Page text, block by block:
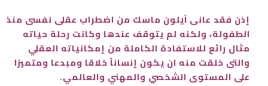
إذن فقد عانى آيلون ماسك من اضطراب عقلى نفسى منذ
الطفولة، ولكنه لم يتوقف عندها وكانت رحلة حياته
مثال رائع للاستفادة الكاملة من إمكانياته العقلي
والتى خلقت منه ان يكون إنساناً خلاقا ومبدعا ومتميزا
على المستوى الشخصي والمهني والعالمي.